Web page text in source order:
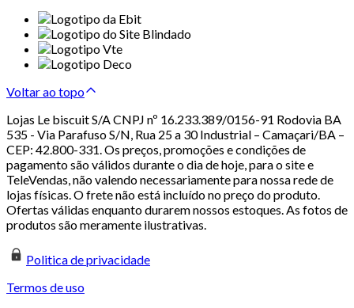
Voltar ao topo
Lojas Le biscuit S/A CNPJ nº 16.233.389/0156-91 Rodovia BA
535 - Via Parafuso S/N, Rua 25 a 30 Industrial – Camaçari/BA –
CEP: 42.800-331. Os preços, promoções e condições de
pagamento são válidos durante o dia de hoje, para o site e
TeleVendas, não valendo necessariamente para nossa rede de
lojas físicas. O frete não está incluído no preço do produto.
Ofertas válidas enquanto durarem nossos estoques. As fotos de
produtos são meramente ilustrativas.
Politica de privacidade
Termos de uso